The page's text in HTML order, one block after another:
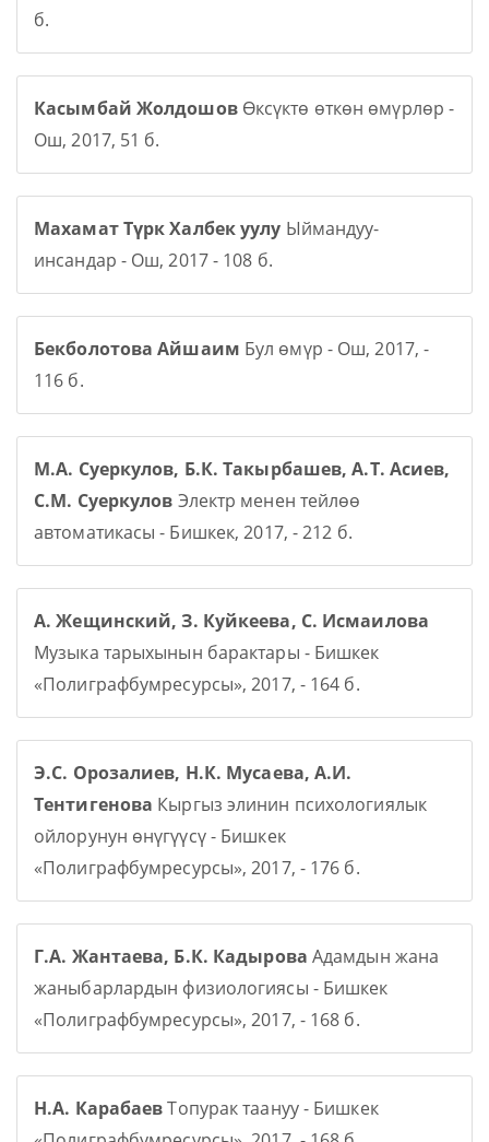
б.
Касымбай Жолдошов Өксүктө өткөн өмүрлөр -
Ош, 2017, 51 б.
Махамат Түрк Халбек уулу Ыймандуу-
инсандар - Ош, 2017 - 108 б.
Бекболотова Айшаим Бул өмүр - Ош, 2017, -
116 б.
М.А. Суеркулов, Б.К. Такырбашев, А.Т. Асиев,
С.М. Суеркулов Электр менен тейлөө
автоматикасы - Бишкек, 2017, - 212 б.
А. Жещинский, З. Куйкеева, С. Исмаилова
Музыка тарыхынын барактары - Бишкек
«Полиграфбумресурсы», 2017, - 164 б.
Э.С. Орозалиев, Н.К. Мусаева, А.И.
Тентигенова Кыргыз элинин психологиялык
ойлорунун өнүгүүсү - Бишкек
«Полиграфбумресурсы», 2017, - 176 б.
Г.А. Жантаева, Б.К. Кадырова Адамдын жана
жаныбарлардын физиологиясы - Бишкек
«Полиграфбумресурсы», 2017, - 168 б.
Н.А. КарабаевТопурак таануу - Бишкек